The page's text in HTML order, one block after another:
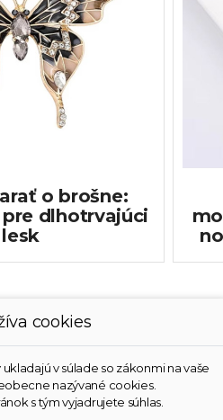
o brošne:
dlhotrvajúci
lesk
skladom
cookies
v súlade so zákonmi na vaše
nazývané cookies.
s tým vyjadrujete súhlas.